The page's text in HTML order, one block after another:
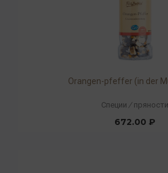
Orangen-pfeffer (in der
Специи / пряности
672.00 ₽